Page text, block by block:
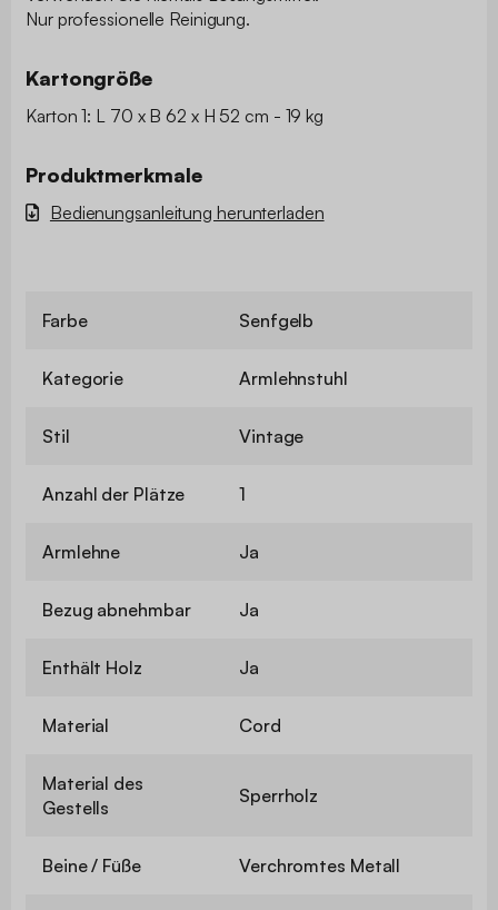
Nur professionelle Reinigung.
Kartongröße
Karton 1: L 70 x B 62 x H 52 cm - 19 kg
Produktmerkmale
Bedienungsanleitung herunterladen
Farbe Senfgelb
Kategorie Armlehnstuhl
Stil Vintage
Anzahl der Plätze 1
Armlehne Ja
Bezug abnehmbar Ja
Enthält Holz Ja
Material Cord
Material des
Gestells
Sperrholz
Beine / Füße Verchromtes Metall